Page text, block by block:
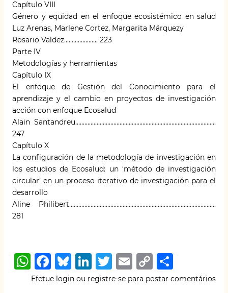
Capítulo VIII
Género y equidad en el enfoque ecosistémico en salud
Luz Arenas, Marlene Cortez, Margarita Márquezy
Rosario Valdez...................... 223
Parte IV
Metodologías y herramientas
Capítulo IX
El enfoque de Gestión del Conocimiento para el
aprendizaje y el cambio en proyectos de investigación
acción con enfoque Ecosalud
Alain Santandreu............................................................................................
247
Capítulo X
La configuración de la metodología de investigación en
los estudios de Ecosalud: un ‘método de investigación
circular’ en un proceso iterativo de investigación para el
desarrollo
Aline Philibert................................................................................................
281
W
h
F
a
B
lu
Li
n
T
w
E
m
C
o h
Efetue login ou registre-se para postar comentários